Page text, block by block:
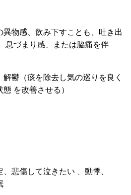
物感、飲み下すことも、吐き出
息づまり感、または脇痛を伴
鬱（痰を除去し気の巡りを良く
態 を改善させる）
、悲傷して泣きたい
動悸、